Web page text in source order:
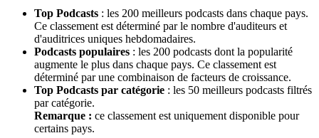
Top Podcasts : les 200 meilleurs podcasts dans chaque pays.
Ce classement est déterminé par le nombre d'auditeurs et
d'auditrices uniques hebdomadaires.
Podcasts populaires : les 200 podcasts dont la popularité
augmente le plus dans chaque pays. Ce classement est
déterminé par une combinaison de facteurs de croissance.
Top Podcasts par catégorie : les 50 meilleurs podcasts filtrés
par catégorie.
Remarque : ce classement est uniquement disponible pour
certains pays.